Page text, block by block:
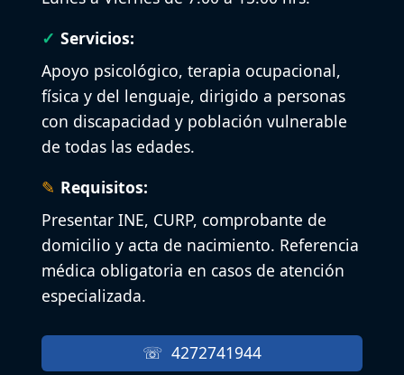
Servicios:
Apoyo psicológico, terapia ocupacional,
física y del lenguaje, dirigido a personas
con discapacidad y población vulnerable
de todas las edades.
Requisitos:
Presentar INE, CURP, comprobante de
domicilio y acta de nacimiento. Referencia
médica obligatoria en casos de atención
especializada.
4272741944